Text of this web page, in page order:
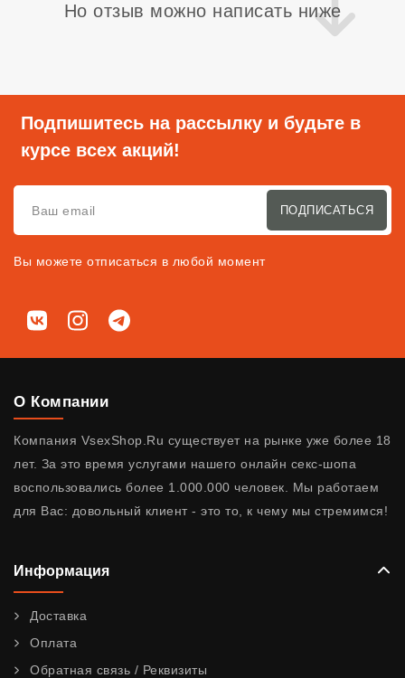
Но отзыв можно написать ниже
Подпишитесь на рассылку и будьте в
курсе всех акций!
ПОДПИСАТЬСЯ
Вы можете отписаться в любой момент
Мы в соц. сетях
ВКонтактеInstagramTelegram
О Компании
Компания VsexShop.Ru существует на рынке уже более 18
лет. За это время услугами нашего онлайн секс-шопа
воспользовались более 1.000.000 человек. Мы работаем
для Вас: довольный клиент - это то, к чему мы стремимся!
Информация
Доставка
Оплата
Обратная связь / Реквизиты